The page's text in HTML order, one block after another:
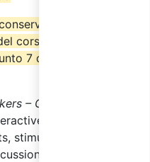
dall’ente di
corso” per almeno
7 del suddetto
– General Part
method, in
stimulate their
on practical